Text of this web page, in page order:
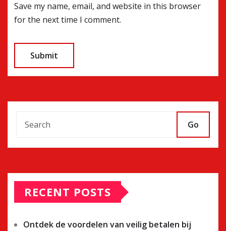
Save my name, email, and website in this browser
for the next time I comment.
Go
RECENT POSTS
Ontdek de voordelen van veilig betalen bij